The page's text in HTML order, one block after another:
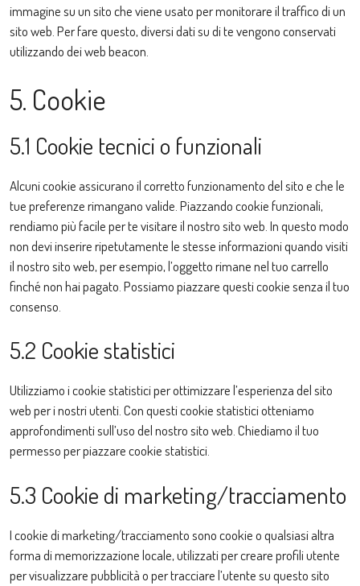
immagine su un sito che viene usato per monitorare il traffico di un
sito web. Per fare questo, diversi dati su di te vengono conservati
utilizzando dei web beacon.
5. Cookie
5.1 Cookie tecnici o funzionali
Alcuni cookie assicurano il corretto funzionamento del sito e che le
tue preferenze rimangano valide. Piazzando cookie funzionali,
rendiamo più facile per te visitare il nostro sito web. In questo modo
non devi inserire ripetutamente le stesse informazioni quando visiti
il nostro sito web, per esempio, l’oggetto rimane nel tuo carrello
finché non hai pagato. Possiamo piazzare questi cookie senza il tuo
consenso.
5.2 Cookie statistici
Utilizziamo i cookie statistici per ottimizzare l’esperienza del sito
web per i nostri utenti. Con questi cookie statistici otteniamo
approfondimenti sull’uso del nostro sito web. Chiediamo il tuo
permesso per piazzare cookie statistici.
5.3 Cookie di marketing/tracciamento
I cookie di marketing/tracciamento sono cookie o qualsiasi altra
forma di memorizzazione locale, utilizzati per creare profili utente
per visualizzare pubblicità o per tracciare l’utente su questo sito